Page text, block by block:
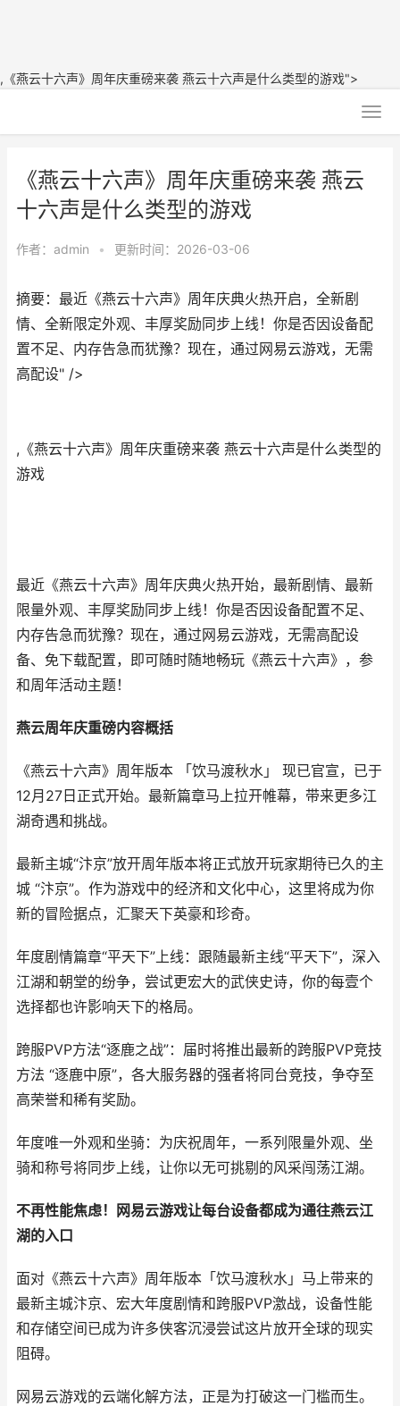
,《燕云十六声》周年庆重磅来袭 燕云十六声是什么类型的游戏">
《燕云十六声》周年庆重磅来袭 燕云
十六声是什么类型的游戏
作者： admin • 更新时间：2026-03-06
摘要：最近《燕云十六声》周年庆典火热开启，全新剧
情、全新限定外观、丰厚奖励同步上线！你是否因设备配
置不足、内存告急而犹豫？现在，通过网易云游戏，无需
高配设" />
,《燕云十六声》周年庆重磅来袭 燕云十六声是什么类型的
游戏
最近《燕云十六声》周年庆典火热开始，最新剧情、最新
限量外观、丰厚奖励同步上线！你是否因设备配置不足、
内存告急而犹豫？现在，通过网易云游戏，无需高配设
备、免下载配置，即可随时随地畅玩《燕云十六声》，参
和周年活动主题！
燕云周年庆重磅内容概括
《燕云十六声》周年版本 「饮马渡秋水」 现已官宣，已于
12月27日正式开始。最新篇章马上拉开帷幕，带来更多江
湖奇遇和挑战。
最新主城“汴京”放开周年版本将正式放开玩家期待已久的主
城 “汴京”。作为游戏中的经济和文化中心，这里将成为你
新的冒险据点，汇聚天下英豪和珍奇。
年度剧情篇章“平天下”上线：跟随最新主线“平天下”，深入
江湖和朝堂的纷争，尝试更宏大的武侠史诗，你的每壹个
选择都也许影响天下的格局。
跨服PVP方法“逐鹿之战”：届时将推出最新的跨服PVP竞技
方法 “逐鹿中原”，各大服务器的强者将同台竞技，争夺至
高荣誉和稀有奖励。
年度唯一外观和坐骑：为庆祝周年，一系列限量外观、坐
骑和称号将同步上线，让你以无可挑剔的风采闯荡江湖。
不再性能焦虑！网易云游戏让每台设备都成为通往燕云江
湖的入口
面对《燕云十六声》周年版本「饮马渡秋水」马上带来的
最新主城汴京、宏大年度剧情和跨服PVP激战，设备性能
和存储空间已成为许多侠客沉浸尝试这片放开全球的现实
阻碍。
网易云游戏的云端化解方法，正是为打破这一门槛而生。